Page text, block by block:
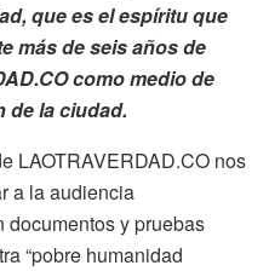
que es el espíritu que
más de seis años de
como medio de
de la ciudad.
LAOTRAVERDAD.CO nos
a la audiencia
documentos y pruebas
“pobre humanidad